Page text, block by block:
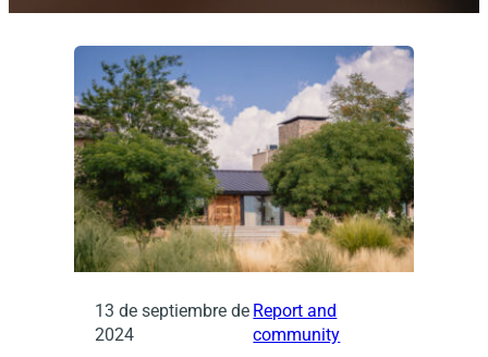
13 de septiembre de
2024
Report and
community